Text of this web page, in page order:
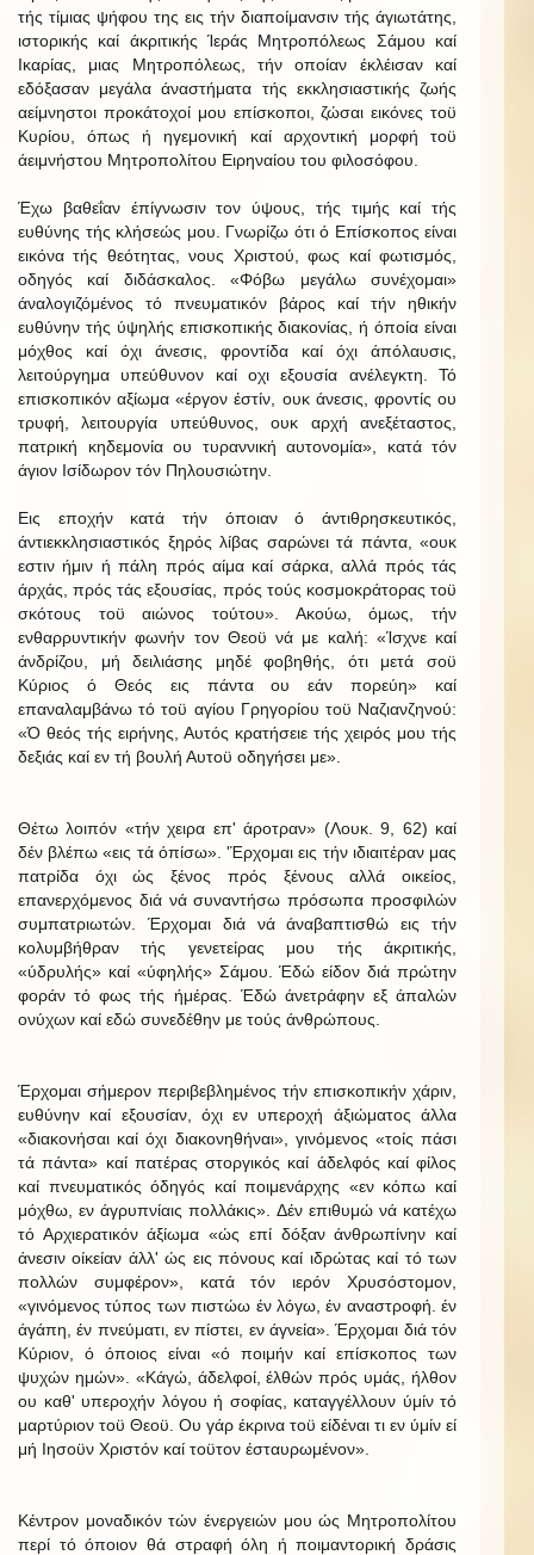
τής τίμιας ψήφου της εις τήν διαποίμανσιν τής άγιωτάτης,
ιστορικής καί άκριτικής Ίεράς Μητροπόλεως Σάμου καί
Ικαρίας, μιας Μητροπόλεως, τήν οποίαν έκλέισαν καί
εδόξασαν μεγάλα άναστήματα τής εκκλησιαστικής ζωής
αείμνηστοι προκάτοχοί μου επίσκοποι, ζώσαι εικόνες τοϋ
Κυρίου, όπως ή ηγεμονική καί αρχοντική μορφή τοϋ
άειμνήστου Μητροπολίτου Ειρηναίου του φιλοσόφου.
Έχω βαθεΐαν έπίγνωσιν τον ύψους, τής τιμής καί τής
ευθύνης τής κλήσεώς μου. Γνωρίζω ότι ό Επίσκοπος είναι
εικόνα τής θεότητας, νους Χριστού, φως καί φωτισμός,
οδηγός καί διδάσκαλος. «Φόβω μεγάλω συνέχομαι»
άναλογιζόμένος τό πνευματικόν βάρος καί τήν ηθικήν
ευθύνην τής ύψηλής επισκοπικής διακονίας, ή όποία είναι
μόχθος καί όχι άνεσις, φροντίδα καί όχι άπόλαυσις,
λειτούργημα υπεύθυνον καί οχι εξουσία ανέλεγκτη. Τό
επισκοπικόν αξίωμα «έργον έστίν, ουκ άνεσις, φροντίς ου
τρυφή, λειτουργία υπεύθυνος, ουκ αρχή ανεξέταστος,
πατρική κηδεμονία ου τυραννική αυτονομία», κατά τόν
άγιον Ισίδωρον τόν Πηλουσιώτην.
Εις εποχήν κατά τήν όποιαν ό άντιθρησκευτικός,
άντιεκκλησιαστικός ξηρός λίβας σαρώνει τά πάντα, «ουκ
εστιν ήμιν ή πάλη πρός αίμα καί σάρκα, αλλά πρός τάς
άρχάς, πρός τάς εξουσίας, πρός τούς κοσμοκράτορας τοϋ
σκότους τοϋ αιώνος τούτου». Ακούω, όμως, τήν
ενθαρρυντικήν φωνήν τον Θεοϋ νά με καλή: «Ίσχνε καί
άνδρίζου, μή δειλιάσης μηδέ φοβηθής, ότι μετά σοϋ
Κύριος ό Θεός εις πάντα ου εάν πορεύη» καί
επαναλαμβάνω τό τοϋ αγίου Γρηγορίου τοϋ Ναζιανζηνού:
«Ό θεός τής ειρήνης, Αυτός κρατήσειε τής χειρός μου τής
δεξιάς καί εν τή βουλή Αυτοϋ οδηγήσει με».
Θέτω λοιπόν «τήν χειρα επ' άροτραν» (Λουκ. 9, 62) καί
δέν βλέπω «εις τά όπίσω». 'Έρχομαι εις τήν ιδιαιτέραν μας
πατρίδα όχι ώς ξένος πρός ξένους αλλά οικείος,
επανερχόμενος διά νά συναντήσω πρόσωπα προσφιλών
συμπατριωτών. Έρχομαι διά νά άναβαπτισθώ εις τήν
κολυμβήθραν τής γενετείρας μου τής άκριτικής,
«ύδρυλής» καί «ύφηλής» Σάμου. Έδώ είδον διά πρώτην
φοράν τό φως τής ήμέρας. Έδώ άνετράφην εξ άπαλών
ονύχων καί εδώ συνεδέθην με τούς άνθρώπους.
Έρχομαι σήμερον περιβεβλημένος τήν επισκοπικήν χάριν,
ευθύνην καί εξουσίαν, όχι εν υπεροχή άξιώματος άλλα
«διακονήσαι καί όχι διακονηθήναι», γινόμενος «τοίς πάσι
τά πάντα» καί πατέρας στοργικός καί άδελφός καί φίλος
καί πνευματικός όδηγός καί ποιμενάρχης «εν κόπω καί
μόχθω, εν άγρυπνίαις πολλάκις». Δέν επιθυμώ νά κατέχω
τό Αρχιερατικόν άξίωμα «ώς επί δόξαν άνθρωπίνην καί
άνεσιν οίκείαν άλλ' ώς εις πόνους καί ιδρώτας καί τό των
πολλών συμφέρον», κατά τόν ιερόν Χρυσόστομον,
«γινόμενος τύπος των πιστώω έν λόγω, έν αναστροφή. έν
άγάπη, έν πνεύματι, εν πίστει, εν άγνεία». Έρχομαι διά τόν
Κύριον, ό όποιος είναι «ό ποιμήν καί επίσκοπος των
ψυχών ημών». «Κάγώ, άδελφοί, έλθών πρός υμάς, ήλθον
ου καθ' υπεροχήν λόγου ή σοφίας, καταγγέλλουν ύμίν τό
μαρτύριον τοϋ Θεοϋ. Ου γάρ έκρινα τοϋ είδέναι τι εν ύμίν εί
μή Ιησοϋν Χριστόν καί τοϋτον έσταυρωμένον».
Κέντρον μοναδικόν τών ένεργειών μου ώς Μητροπολίτου
περί τό όποιον θά στραφή όλη ή ποιμαντορική δράσις